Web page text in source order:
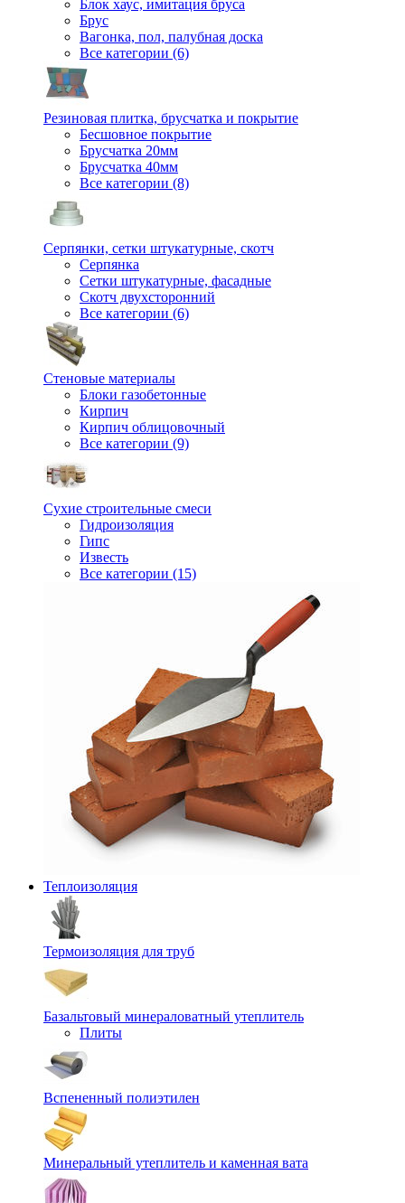
Блок хаус, имитация бруса
Брус
Вагонка, пол, палубная доска
Все категории (6)
Резиновая плитка, брусчатка и покрытие
Бесшовное покрытие
Брусчатка 20мм
Брусчатка 40мм
Все категории (8)
Серпянки, сетки штукатурные, скотч
Серпянка
Сетки штукатурные, фасадные
Скотч двухсторонний
Все категории (6)
Стеновые материалы
Блоки газобетонные
Кирпич
Кирпич облицовочный
Все категории (9)
Сухие строительные смеси
Гидроизоляция
Гипс
Известь
Все категории (15)
Теплоизоляция
Термоизоляция для труб
Базальтовый минераловатный утеплитель
Плиты
Вспененный полиэтилен
Минеральный утеплитель и каменная вата